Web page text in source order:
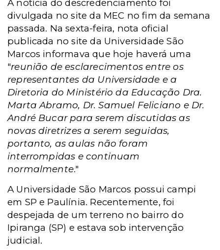
A notícia do descredenciamento foi
divulgada no site da MEC no fim da semana
passada. Na sexta-feira, nota oficial
publicada no site da Universidade São
Marcos informava que hoje haverá uma
"reunião de esclarecimentos entre os
representantes da Universidade e a
Diretoria do Ministério da Educação Dra.
Marta Abramo, Dr. Samuel Feliciano e Dr.
André Bucar para serem discutidas as
novas diretrizes a serem seguidas,
portanto, as aulas não foram
interrompidas e continuam
normalmente."
A Universidade São Marcos possui campi
em SP e Paulínia. Recentemente, foi
despejada de um terreno no bairro do
Ipiranga (SP) e estava sob intervenção
judicial.